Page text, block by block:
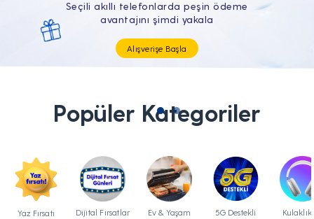
Tüm Teknolojik İhtiyaçların Tam'da
Popüler Kategoriler
Yaz Fırsatı Dijital Fırsatlar Ev & Yaşam
5G Destekli